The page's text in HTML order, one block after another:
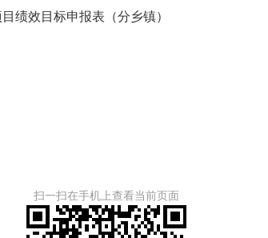
绩效目标申报表（分乡镇）
扫一扫在手机上查看当前页面